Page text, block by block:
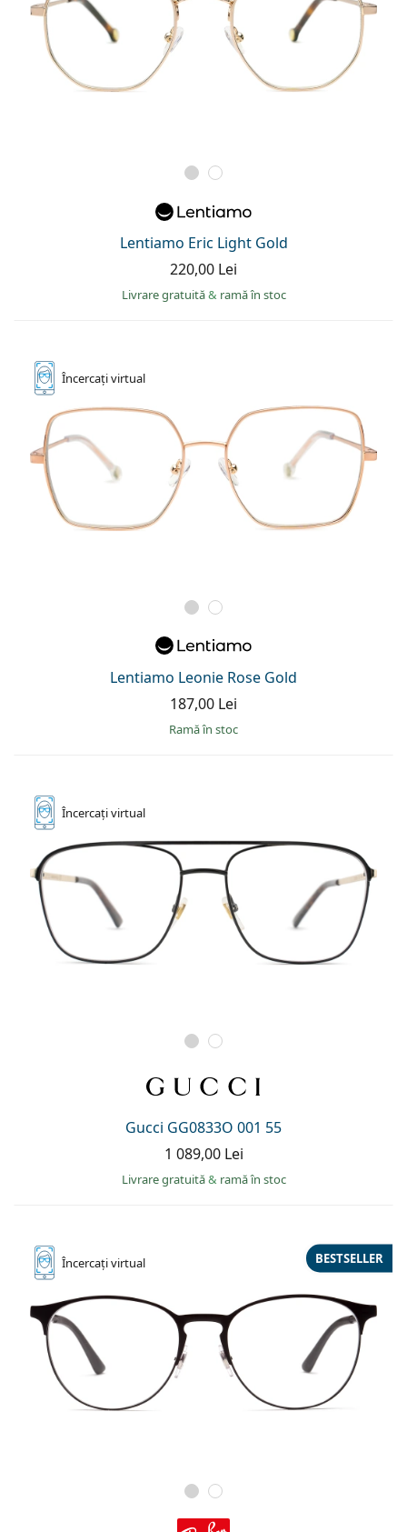
Lentiamo Eric Light Gold
220,00 Lei
Livrare gratuită& ramă în stoc
Încercațivirtual
Lentiamo Leonie Rose Gold
187,00 Lei
ramă în stoc
Încercațivirtual
Gucci GG0833O 001 55
1 089,00 Lei
Livrare gratuită& ramă în stoc
Încercațivirtual BESTSELLER